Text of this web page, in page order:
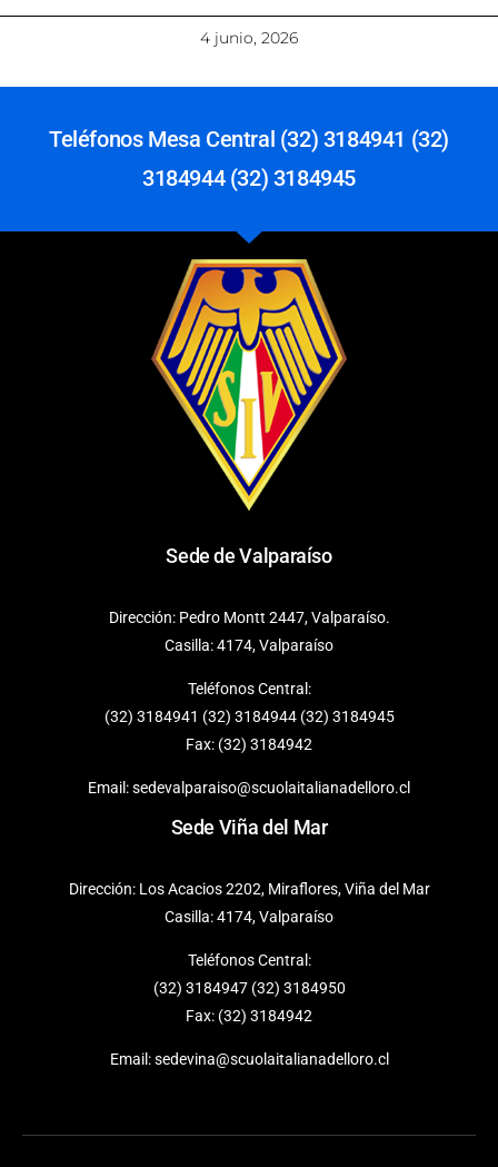
4 junio, 2026
Teléfonos Mesa Central (32) 3184941 (32)
3184944 (32) 3184945
Sede de Valparaíso
Dirección: Pedro Montt 2447, Valparaíso.
Casilla: 4174, Valparaíso
Teléfonos Central:
(32) 3184941 (32) 3184944 (32) 3184945
Fax: (32) 3184942
Email:sedevalparaiso@scuolaitalianadelloro.cl
Sede Viña del Mar
Dirección: Los Acacios 2202, Miraflores, Viña del Mar
Casilla: 4174, Valparaíso
Teléfonos Central:
(32) 3184947 (32) 3184950
Fax: (32) 3184942
Email:sedevina@scuolaitalianadelloro.cl